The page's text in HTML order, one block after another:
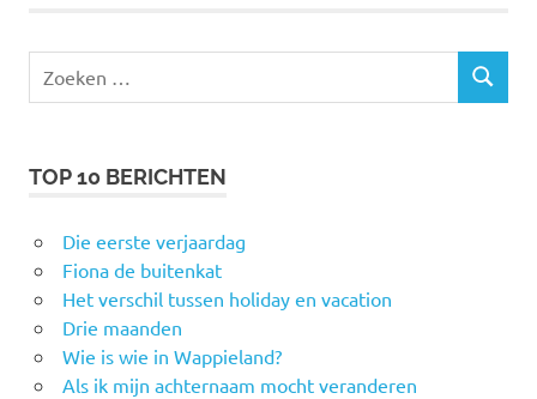
naar:
ZOEKEN
TOP 10 BERICHTEN
Die eerste verjaardag
Fiona de buitenkat
Het verschil tussen holiday en vacation
Drie maanden
Wie is wie in Wappieland?
Als ik mijn achternaam mocht veranderen